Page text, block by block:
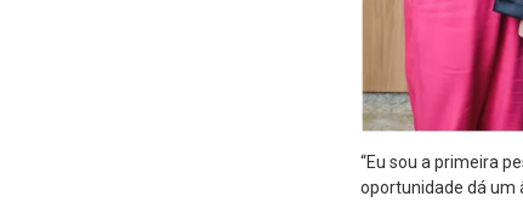
“Eu sou a primeira
oportunidade dá um